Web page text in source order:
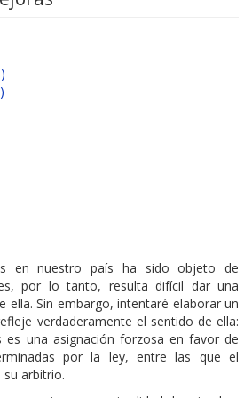
en nuestro país ha sido objeto de
por lo tanto, resulta difícil dar una
ella. Sin embargo, intentaré elaborar un
verdaderamente el sentido de ella:
es una asignación forzosa en favor de
por la ley, entre las que el
arbitrio.